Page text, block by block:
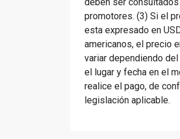
promotores. (3) Si el
esta expresado en
americanos, el precio
variar dependiendo
el lugar y fecha en el
realice el pago, de
legislación aplicable.